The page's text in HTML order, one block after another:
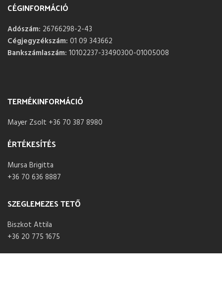
CÉGINFORMÁCIÓ
Adószám: 26766298-2-43
Cégjegyzékszám: 01 09 343662
Bankszámlaszám: 10102237-33490300-01005008
TERMÉKINFORMÁCIÓ
Mayer Zsolt +36 70 387 8980
ÉRTÉKESÍTÉS
Mursa Brigitta
+36 70 636 8887
SZEGLEMEZES TETŐ
Biszkot Attila
+36 20 775 1675
NYITVA TARTÁS